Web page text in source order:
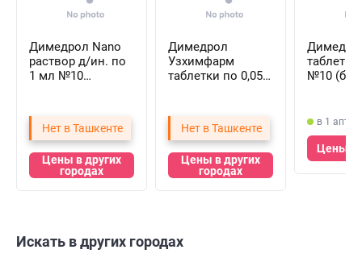
Димедрол Nano
раствор д/ин. по
1 мл №10
Нет в Ташкенте
Цены в других
городах
Димедрол
Узхимфарм
таблетки по 0,05 г
Нет в Ташкенте
Цены в других
городах
№10
в 1
Цены в
Искать в других городах